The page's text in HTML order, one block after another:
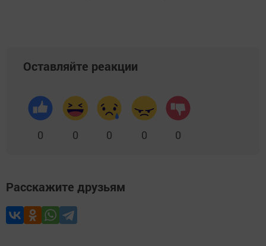
Оставляйте реакции
0 0 0 0 0
Расскажите друзьям